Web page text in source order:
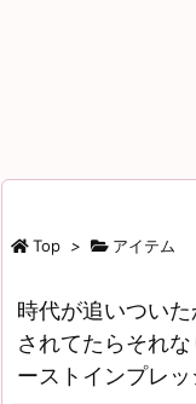
Top > アイテム
時代が追いつい
されてたらそれ
ーストインプレ